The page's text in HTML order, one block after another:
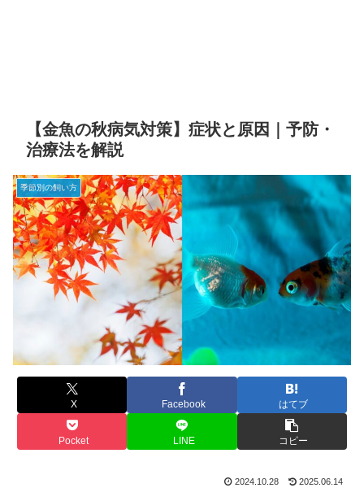
【金魚の秋病気対策】症状と原因｜予防・
治療法を解説
季節別の飼い方
X Facebook はてブ
Pocket LINE コピー
2024.10.28 2025.06.14